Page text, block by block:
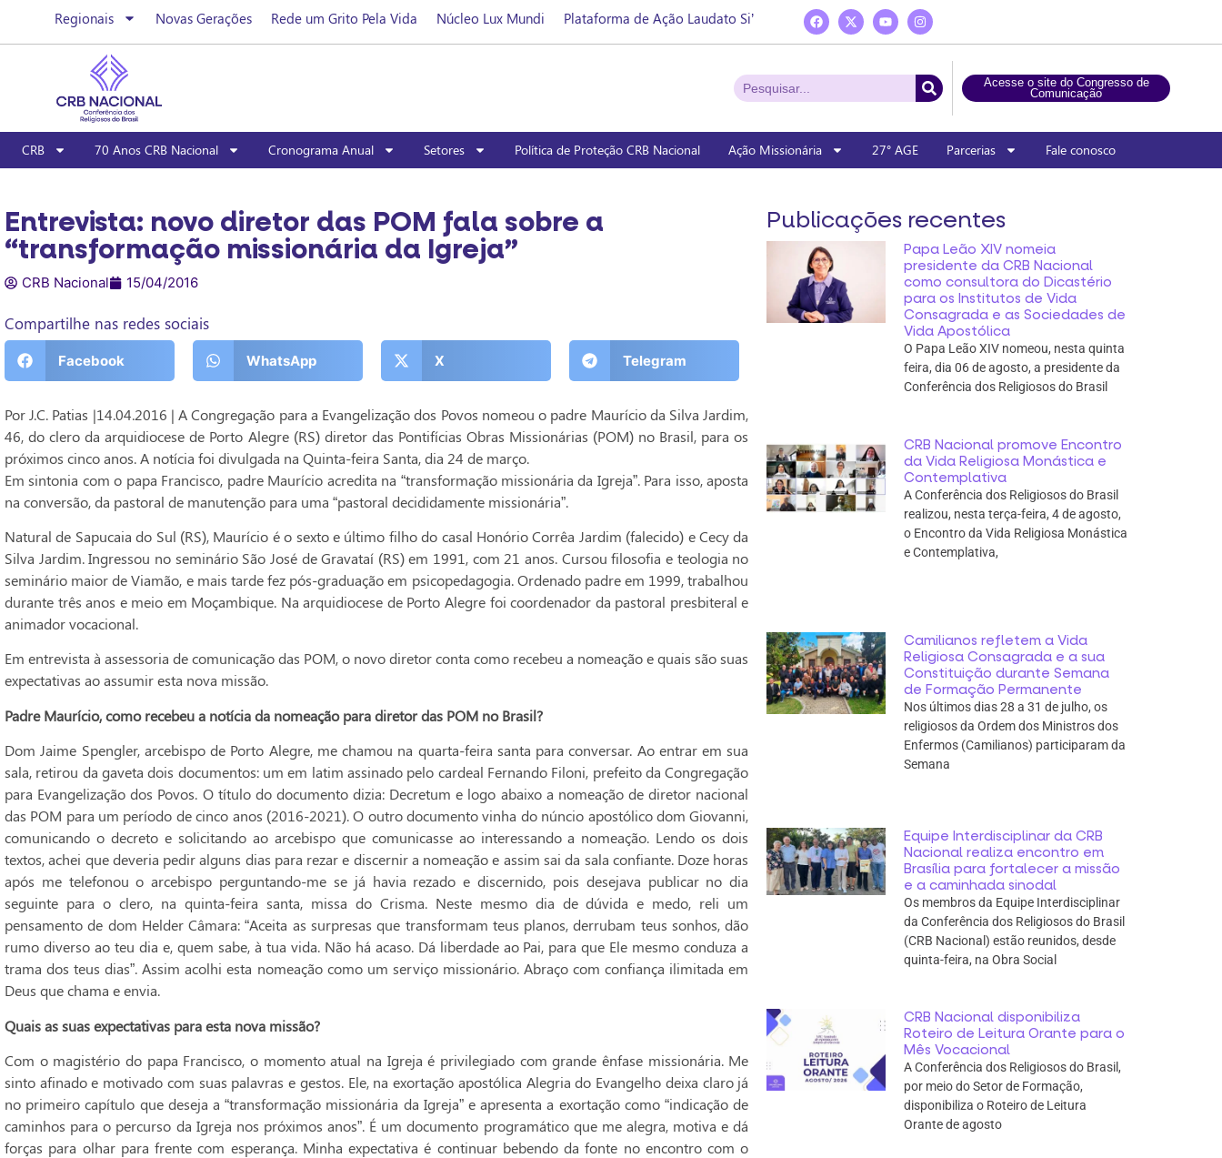
Regionais Novas Gerações Rede um Grito Pela Vida Núcleo Lux Mundi Plataforma de Ação Laudato Si’
Acesse o site do Congresso de
Comunicação
CRB 70 Anos CRB Nacional Cronograma Anual Setores Política de Proteção CRB Nacional Ação Missionária 27° AGE Parcerias Fale conosco
Entrevista: novo diretor das POM fala sobre a
“transformação missionária da Igreja”
CRB Nacional 15/04/2016
Compartilhe nas redes sociais
Facebook WhatsApp X Telegram
Por J.C. Patias |14.04.2016 | A Congregação para a Evangelização dos Povos nomeou o padre Maurício da Silva Jardim,
46, do clero da arquidiocese de Porto Alegre (RS) diretor das Pontifícias Obras Missionárias (POM) no Brasil, para os
próximos cinco anos. A notícia foi divulgada na Quinta-feira Santa, dia 24 de março.
Em sintonia com o papa Francisco, padre Maurício acredita na “transformação missionária da Igreja”. Para isso, aposta
na conversão, da pastoral de manutenção para uma “pastoral decididamente missionária”.
Natural de Sapucaia do Sul (RS), Maurício é o sexto e último filho do casal Honório Corrêa Jardim (falecido) e Cecy da
Silva Jardim. Ingressou no seminário São José de Gravataí (RS) em 1991, com 21 anos. Cursou filosofia e teologia no
seminário maior de Viamão, e mais tarde fez pós-graduação em psicopedagogia. Ordenado padre em 1999, trabalhou
durante três anos e meio em Moçambique. Na arquidiocese de Porto Alegre foi coordenador da pastoral presbiteral e
animador vocacional.
Em entrevista à assessoria de comunicação das POM, o novo diretor conta como recebeu a nomeação e quais são suas
expectativas ao assumir esta nova missão.
Padre Maurício, como recebeu a notícia da nomeação para diretor das POM no Brasil?
Dom Jaime Spengler, arcebispo de Porto Alegre, me chamou na quarta-feira santa para conversar. Ao entrar em sua
sala, retirou da gaveta dois documentos: um em latim assinado pelo cardeal Fernando Filoni, prefeito da Congregação
para Evangelização dos Povos. O título do documento dizia: Decretum e logo abaixo a nomeação de diretor nacional
das POM para um período de cinco anos (2016-2021). O outro documento vinha do núncio apostólico dom Giovanni,
comunicando o decreto e solicitando ao arcebispo que comunicasse ao interessando a nomeação. Lendo os dois
textos, achei que deveria pedir alguns dias para rezar e discernir a nomeação e assim sai da sala confiante. Doze horas
após me telefonou o arcebispo perguntando-me se já havia rezado e discernido, pois desejava publicar no dia
seguinte para o clero, na quinta-feira santa, missa do Crisma. Neste mesmo dia de dúvida e medo, reli um
pensamento de dom Helder Câmara: “Aceita as surpresas que transformam teus planos, derrubam teus sonhos, dão
rumo diverso ao teu dia e, quem sabe, à tua vida. Não há acaso. Dá liberdade ao Pai, para que Ele mesmo conduza a
trama dos teus dias”. Assim acolhi esta nomeação como um serviço missionário. Abraço com confiança ilimitada em
Deus que chama e envia.
Quais as suas expectativas para esta nova missão?
Com o magistério do papa Francisco, o momento atual na Igreja é privilegiado com grande ênfase missionária. Me
sinto afinado e motivado com suas palavras e gestos. Ele, na exortação apostólica Alegria do Evangelho deixa claro já
no primeiro capítulo que deseja a “transformação missionária da Igreja” e apresenta a exortação como “indicação de
caminhos para o percurso da Igreja nos próximos anos”. É um documento programático que me alegra, motiva e dá
forças para olhar para frente com esperança. Minha expectativa é continuar bebendo da fonte no encontro com o
Publicações recentes
Papa Leão XIV nomeia
presidente da CRB Nacional
como consultora do Dicastério
para os Institutos de Vida
Consagrada e as Sociedades de
Vida Apostólica
O Papa Leão XIV nomeou, nesta quinta
feira, dia 06 de agosto, a presidente da
Conferência dos Religiosos do Brasil
CRB Nacional promove Encontro
da Vida Religiosa Monástica e
Contemplativa
A Conferência dos Religiosos do Brasil
realizou, nesta terça-feira, 4 de agosto,
o Encontro da Vida Religiosa Monástica
e Contemplativa,
Camilianos refletem a Vida
Religiosa Consagrada e a sua
Constituição durante Semana
de Formação Permanente
Nos últimos dias 28 a 31 de julho, os
religiosos da Ordem dos Ministros dos
Enfermos (Camilianos) participaram da
Semana
Equipe Interdisciplinar da CRB
Nacional realiza encontro em
Brasília para fortalecer a missão
e a caminhada sinodal
Os membros da Equipe Interdisciplinar
da Conferência dos Religiosos do Brasil
(CRB Nacional) estão reunidos, desde
quinta-feira, na Obra Social
CRB Nacional disponibiliza
Roteiro de Leitura Orante para o
Mês Vocacional
A Conferência dos Religiosos do Brasil,
por meio do Setor de Formação,
disponibiliza o Roteiro de Leitura
Orante de agosto